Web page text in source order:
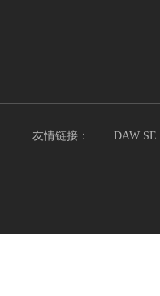
友情链接： DAW SE